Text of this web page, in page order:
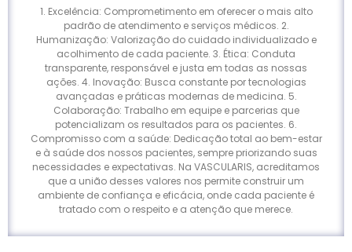
1. Excelência: Comprometimento em oferecer o mais alto
padrão de atendimento e serviços médicos. 2.
Humanização: Valorização do cuidado individualizado e
acolhimento de cada paciente. 3. Ética: Conduta
transparente, responsável e justa em todas as nossas
ações. 4. Inovação: Busca constante por tecnologias
avançadas e práticas modernas de medicina. 5.
Colaboração: Trabalho em equipe e parcerias que
potencializam os resultados para os pacientes. 6.
Compromisso com a saúde: Dedicação total ao bem-estar
e à saúde dos nossos pacientes, sempre priorizando suas
necessidades e expectativas. Na VASCULARIS, acreditamos
que a união desses valores nos permite construir um
ambiente de confiança e eficácia, onde cada paciente é
tratado com o respeito e a atenção que merece.